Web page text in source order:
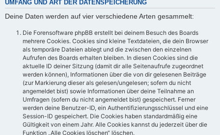
UMFANG UND ART DER DATENSPEICHERUNG
Deine Daten werden auf vier verschiedene Arten gesammelt:
Die Forensoftware phpBB erstellt bei deinem Besuch des Boards
mehrere Cookies. Cookies sind kleine Textdateien, die dein Browser
als temporäre Dateien ablegt und die zwischen den einzelnen
Aufrufen des Boards erhalten bleiben. In diesen Cookies sind die
aktuelle ID deiner Sitzung (damit dir alle Seitenaufrufe zugeordnet
werden können), Informationen über die von dir gelesenen Beiträge
(zur Markierung dieser als gelesen/ungelesen; sofern du nicht
angemeldet bist) sowie Informationen über deine Teilnahme an
Umfragen (sofern du nicht angemeldet bist) gespeichert. Ferner
werden deine Benutzer-ID, ein Authentifizierungsschlüssel und eine
Session-ID gespeichert. Die Cookies haben standardmäßig eine
Gültigkeit von einem Jahr. Alle Cookies kannst du jederzeit über die
Funktion „Alle Cookies löschen“ löschen.